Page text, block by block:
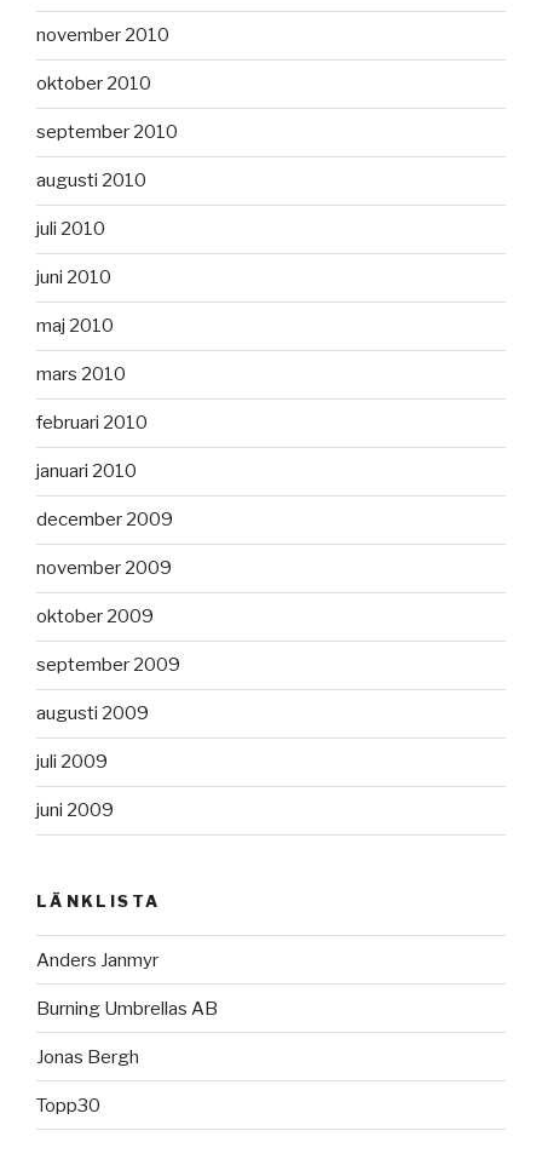
november 2010
oktober 2010
september 2010
augusti 2010
juli 2010
juni 2010
maj 2010
mars 2010
februari 2010
januari 2010
december 2009
november 2009
oktober 2009
september 2009
augusti 2009
juli 2009
juni 2009
LÄNKLISTA
Anders Janmyr
Burning Umbrellas AB
Jonas Bergh
Topp30